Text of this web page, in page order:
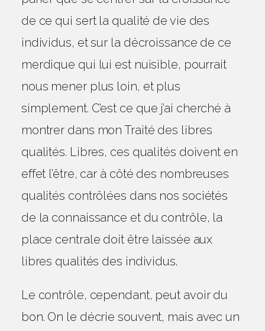
de ce qui sert la qualité de vie des
individus, et sur la décroissance de ce
merdique qui lui est nuisible, pourrait
nous mener plus loin, et plus
simplement. C’est ce que j’ai cherché à
montrer dans mon Traité des libres
qualités. Libres, ces qualités doivent en
effet l’être, car à côté des nombreuses
qualités contrôlées dans nos sociétés
de la connaissance et du contrôle, la
place centrale doit être laissée aux
libres qualités des individus.
Le contrôle, cependant, peut avoir du
bon. On le décrie souvent, mais avec un